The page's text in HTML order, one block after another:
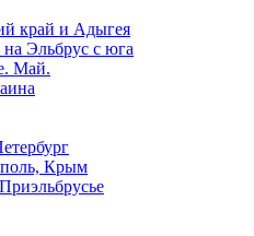
край и Адыгея
Эльбрус с юга
Май.
Крым